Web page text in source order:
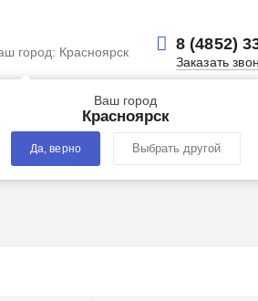
город: Красноярск
Ваш город
Красноярск
Да, верно Выбрать другой
8 (4852)
Заказать
УСЛУГИ